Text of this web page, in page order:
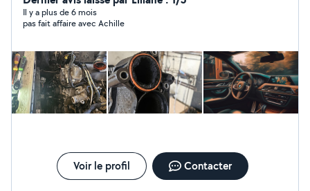
Il y a plus de 6 mois
pas fait affaire avec Achille
Voir le profil Contacter